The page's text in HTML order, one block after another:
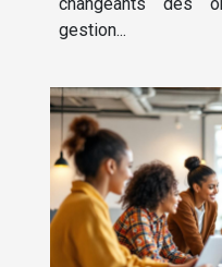
gestion...